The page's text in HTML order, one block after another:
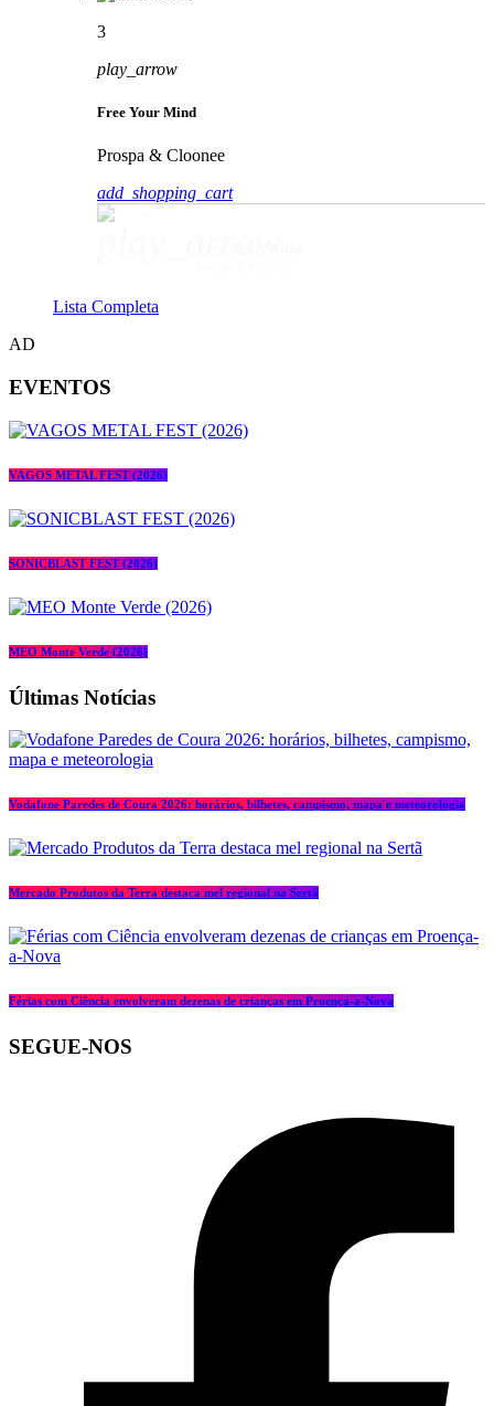
3
play_arrow
Free Your Mind
Prospa & Cloonee
add_shopping_cart
Lista Completa
AD
EVENTOS
VAGOS METAL FEST (2026)
SONICBLAST FEST (2026)
MEO Monte Verde (2026)
Últimas Notícias
Vodafone Paredes de Coura 2026: horários, bilhetes, campismo, mapa e meteorologia
Mercado Produtos da Terra destaca mel regional na Sertã
Férias com Ciência envolveram dezenas de crianças em Proença-a-Nova
SEGUE-NOS